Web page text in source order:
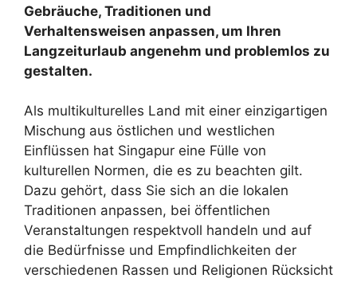
Gebräuche, Traditionen und
Verhaltensweisen anpassen, um Ihren
Langzeiturlaub angenehm und problemlos zu
gestalten.
Als multikulturelles Land mit einer einzigartigen
Mischung aus östlichen und westlichen
Einflüssen hat Singapur eine Fülle von
kulturellen Normen, die es zu beachten gilt.
Dazu gehört, dass Sie sich an die lokalen
Traditionen anpassen, bei öffentlichen
Veranstaltungen respektvoll handeln und auf
die Bedürfnisse und Empfindlichkeiten der
verschiedenen Rassen und Religionen Rücksicht